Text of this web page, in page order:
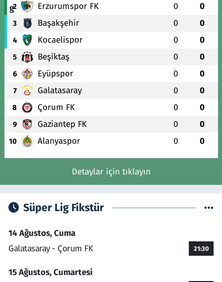
2 Erzurumspor FK 0 0
3 Başakşehir 0 0
4 Kocaelispor 0 0
5 Beşiktaş 0 0
6 Eyüpspor 0 0
7 Galatasaray 0 0
8 Çorum FK 0 0
9 Gaziantep FK 0 0
10 Alanyaspor 0 0
Detaylar için tıklayın
Süper Lig Fikstür
14 Ağustos, Cuma
Galatasaray - Çorum FK
21:30
15 Ağustos, Cumartesi